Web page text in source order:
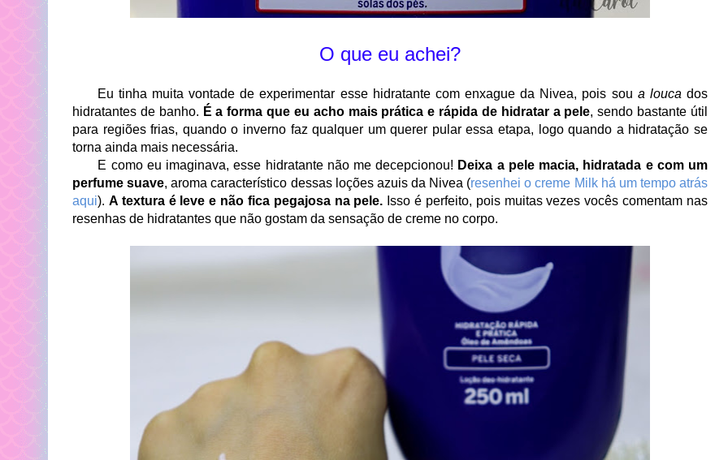
O que eu achei?
Eu tinha muita vontade de experimentar esse hidratante com enxague da Nivea, pois sou a loucados
hidratantes de banho. É a forma que eu acho mais prática e rápida de hidratar a pele, sendo bastante útil
para regiões frias, quando o inverno faz qualquer um querer pular essa etapa, logo quando a hidratação se
torna ainda mais necessária.
E como eu imaginava, esse hidratante não me decepcionou! Deixa a pele macia, hidratada e com um
perfume suave, aroma característico dessas loções azuis da Nivea (resenhei o creme Milk há um tempo atrás
aqui). A textura é leve e não fica pegajosa na pele. Isso é perfeito, pois muitas vezes vocês comentam nas
resenhas de hidratantes que não gostam da sensação de creme no corpo.